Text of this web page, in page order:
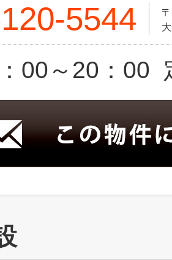
5544
00～20：00